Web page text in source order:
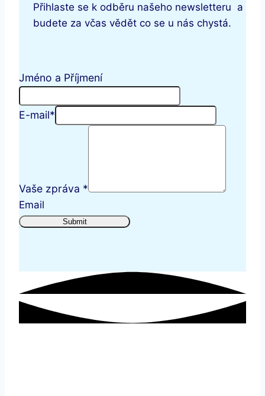
Přihlaste se k odběru našeho newsletteru a
budete za včas vědět co se u nás chystá.
Jméno a Příjmení
E-mail*
Vaše zpráva *
Email
Submit